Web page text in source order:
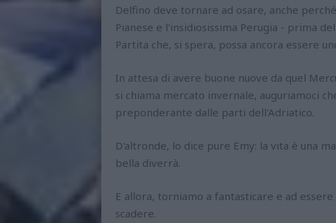
Delfino deve tornare ad osare, anche
Pianese e l'insidiosissima Perugia - prima
Partita che, si spera, possa ancora essere
In attesa di avere buone nuove da quel
si chiama mercato invernale, auguriamoci
preponderante dalle parti dell'Adriatico.
D'altronde, lo dice pure Emy: la vita è una
bella diverrà.
E allora, torniamo a fantasticare e ad
scadere.